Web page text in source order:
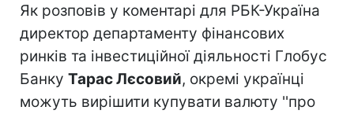
Як розповів у коментарі для РБК-Україна
директор департаменту фінансових
ринків та інвестиційної діяльності Глобус
Банку Тарас Лєсовий, окремі українці
можуть вирішити купувати валюту ''про